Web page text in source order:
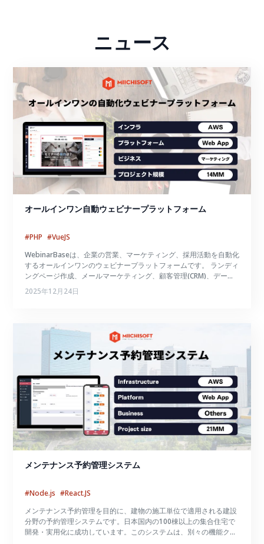
ニュース
オールインワン自動ウェビナープラットフォーム
#PHP #VueJS
WebinarBaseは、企業の営業、マーケティング、採用活動を自動化
するオールインワンのウェビナープラットフォームです。 ランディ
ングページ作成、メールマーケティング、顧客管理(CRM)、データ
分析など、ウェビナー運営に必要な機能を統合し、24時間365日、
手動操作なしで自動ウェビナーを実施できます。
2025年12月24日
メンテナンス予約管理システム
#Node.js #React.JS
メンテナンス予約管理を目的に、建物の施工単位で適用される建設
分野の予約管理システムです。日本国内の100棟以上の集合住宅で
開発・実用化に成功しています。このシステムは、別々の機能クラ